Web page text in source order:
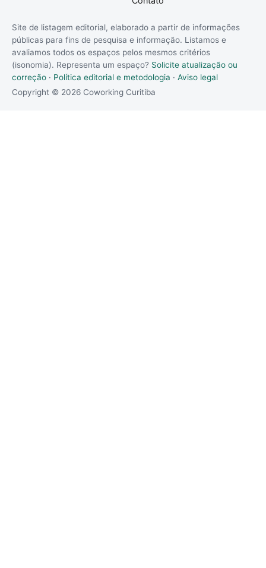
Site de listagem editorial, elaborado a partir de informações
públicas para fins de pesquisa e informação. Listamos e
avaliamos todos os espaços pelos mesmos critérios
(isonomia). Representa um espaço? Solicite atualização ou
correção · Política editorial e metodologia · Aviso legal
Copyright © 2026 Coworking Curitiba